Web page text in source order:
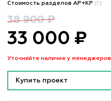
Стоимость разделов АР+КР (?)
38 900 ₽
33 000 ₽
Уточняйте наличие у менеджеров
Купить проект